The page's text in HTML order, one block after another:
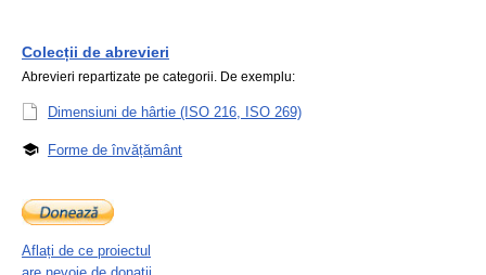
Colecții de abrevieri
Abrevieri repartizate pe categorii. De exemplu:
Dimensiuni de hârtie (ISO 216, ISO 269)
Forme de învățământ
Aflați de ce proiectul